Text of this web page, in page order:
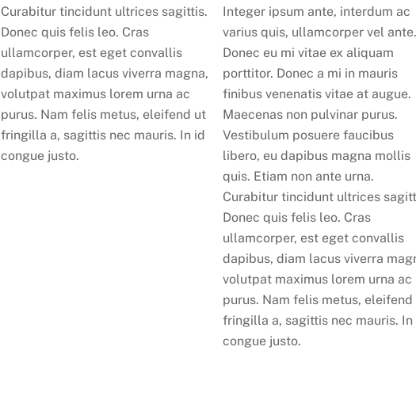
Curabitur tincidunt ultrices sagittis.
Donec quis felis leo. Cras
ullamcorper, est eget convallis
dapibus, diam lacus viverra magna,
volutpat maximus lorem urna ac
purus. Nam felis metus, eleifend ut
fringilla a, sagittis nec mauris. In id
congue justo.
Integer ipsum ante, interdum ac
varius quis, ullamcorper vel ante.
Donec eu mi vitae ex aliquam
porttitor. Donec a mi in mauris
finibus venenatis vitae at augue.
Maecenas non pulvinar purus.
Vestibulum posuere faucibus
libero, eu dapibus magna mollis
quis. Etiam non ante urna.
Curabitur tincidunt ultrices
Donec quis felis leo. Cras
ullamcorper, est eget convallis
dapibus, diam lacus viverra
volutpat maximus lorem urna ac
purus. Nam felis metus, eleifend
fringilla a, sagittis nec mauris. In
congue justo.